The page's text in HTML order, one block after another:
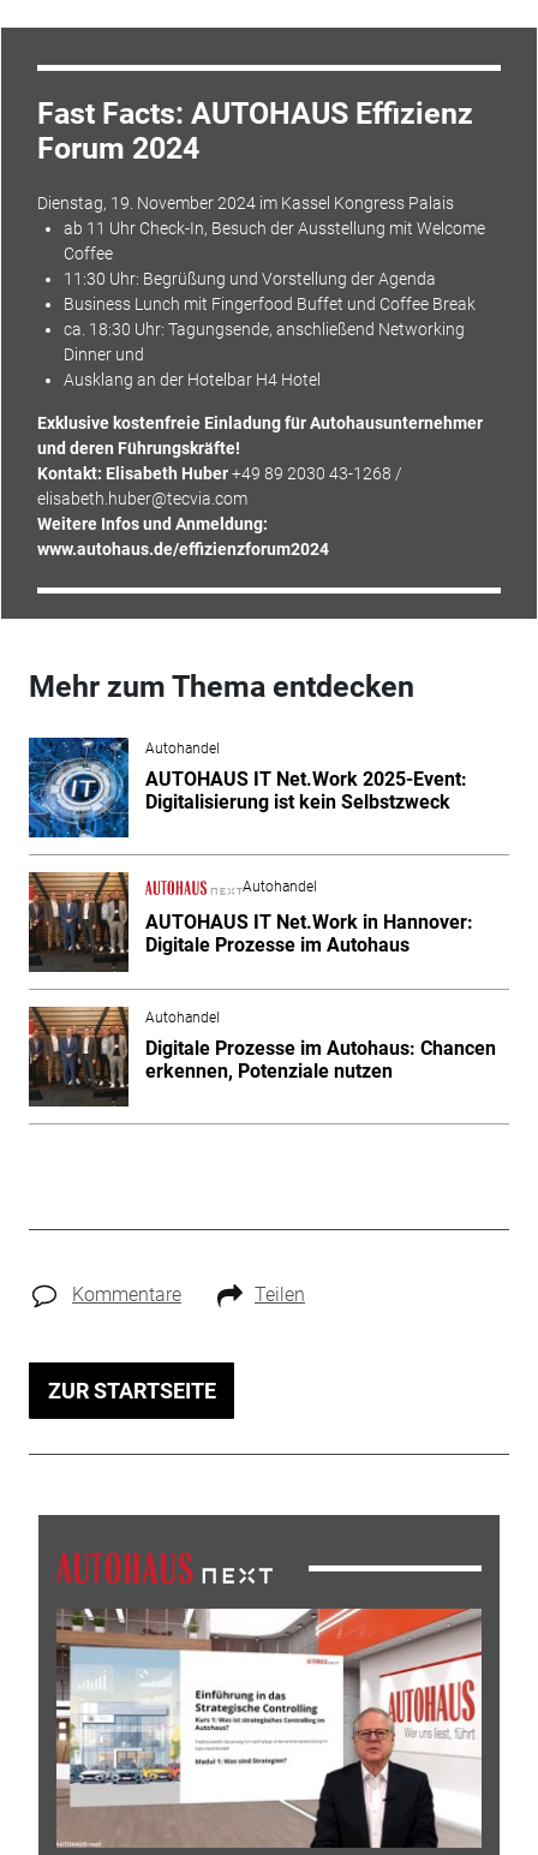
Fast Facts: AUTOHAUS Effizienz
Forum 2024
Dienstag, 19. November 2024 im Kassel KongressPalais
ab 11 Uhr Check-In, Besuch der Ausstellung mit Welcome
Coffee
11:30 Uhr: Begrüßung und Vorstellung der Agenda
Business Lunch mit Fingerfood Buffet und Coffee Break
ca. 18:30 Uhr: Tagungsende, anschließend Networking
Dinner und
Ausklang an der Hotelbar H4 Hotel
Exklusive kostenfreie Einladung für Autohausunternehmer
und deren Führungskräfte!
Kontakt: Elisabeth Huber+49 89 2030 43-1268 /
elisabeth.huber@tecvia.com
Weitere Infos und Anmeldung:
www.autohaus.de/effizienzforum2024
Mehr zum Thema entdecken
Autohandel
AUTOHAUS IT Net.Work 2025-Event:
Digitalisierung ist kein Selbstzweck
Autohandel
AUTOHAUS IT Net.Work in Hannover:
Digitale Prozesse im Autohaus
Autohandel
Digitale Prozesse im Autohaus: Chancen
erkennen, Potenziale nutzen
Kommentare Teilen
ZUR STARTSEITE